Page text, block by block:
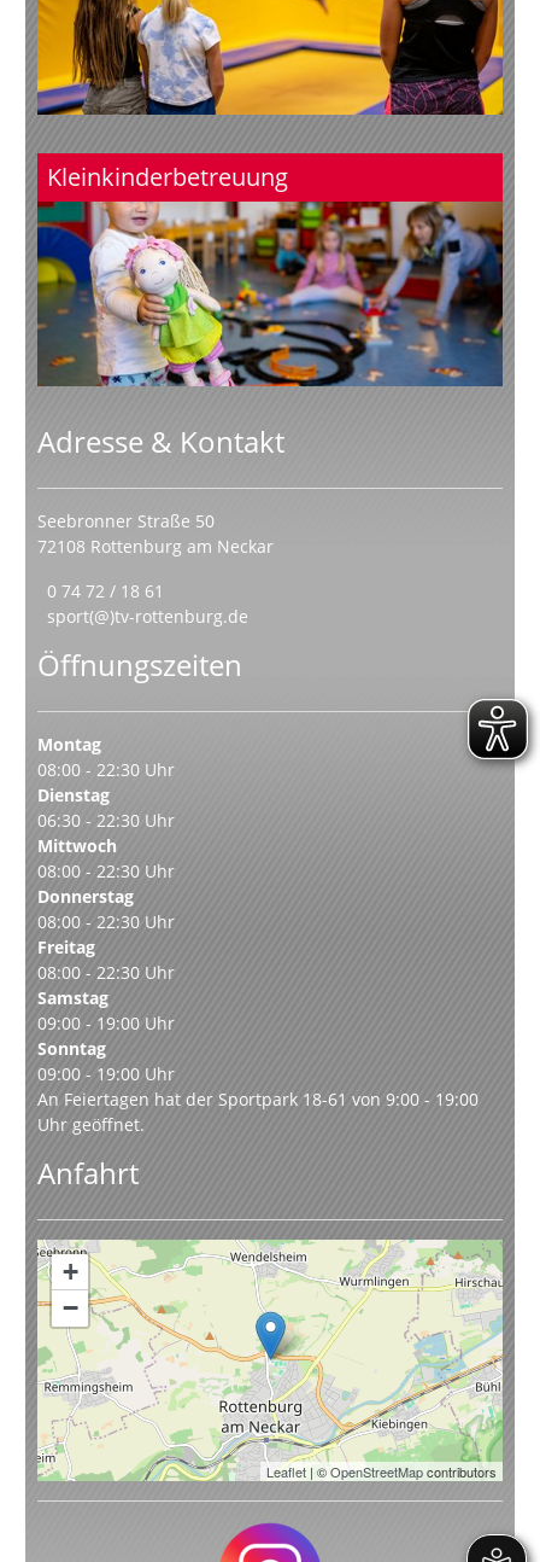
Kleinkinderbetreuung
Adresse & Kontakt
Seebronner Straße 50
72108 Rottenburg am Neckar
0 74 72 / 18 61
sport(@)tv-rottenburg.de
Öffnungszeiten
Montag
08:00 - 22:30 Uhr
Dienstag
06:30 - 22:30 Uhr
Mittwoch
08:00 - 22:30 Uhr
Donnerstag
08:00 - 22:30 Uhr
Freitag
08:00 - 22:30 Uhr
Samstag
09:00 - 19:00 Uhr
Sonntag
09:00 - 19:00 Uhr
An Feiertagen hat der Sportpark 18-61 von 9:00 - 19:00
Uhr geöffnet.
Anfahrt
+
−
Leaflet | ©OpenStreetMapcontributors